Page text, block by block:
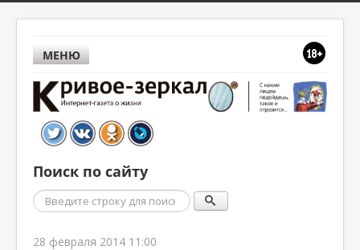
МЕНЮ
Поиск по сайту
Поиск
28 февраля 2014 11:00